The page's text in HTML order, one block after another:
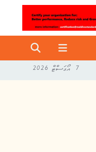
7 އޯގަސްޓް 2026